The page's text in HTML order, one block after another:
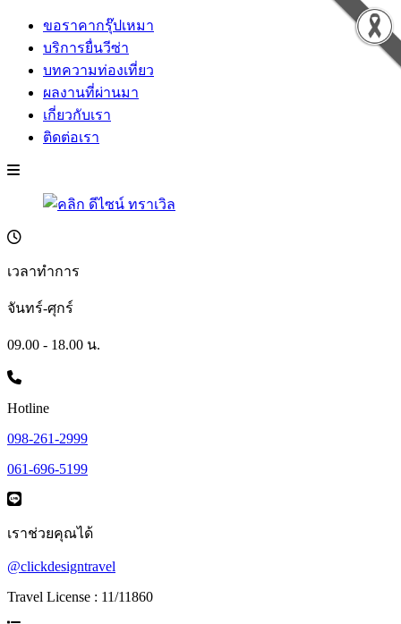
ขอราคากรุ๊ปเหมา
บริการยื่นวีซ่า
บทความท่องเที่ยว
ผลงานที่ผ่านมา
เกี่ยวกับเรา
ติดต่อเรา
เวลาทำการ
จันทร์-ศุกร์
09.00 - 18.00 น.
Hotline
098-261-2999
061-696-5199
เราช่วยคุณได้
@clickdesigntravel
Travel License : 11/11860